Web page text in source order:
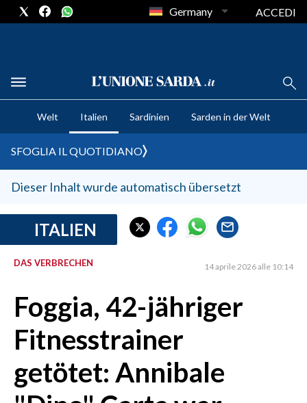
CRONACA SARDEGNA
CAGLIARI
SULCIS IGLESIENTE
MEDIO CAMPIDANO
SASSARI E PROVINCIA
GALLURA
NUORO E PROVINCIA
AGENDA
CRONACA
MONDO
Germany ACCEDI
Welt Italien Sardinien Sarden in der Welt
SFOGLIA IL QUOTIDIANO
Dieser Inhalt wurde automatisch übersetzt
ITALIEN
DAS VERBRECHEN 14 aprile 2026 alle 10:14
Foggia, 42-jähriger
Fitnesstrainer
getötet: Annibale